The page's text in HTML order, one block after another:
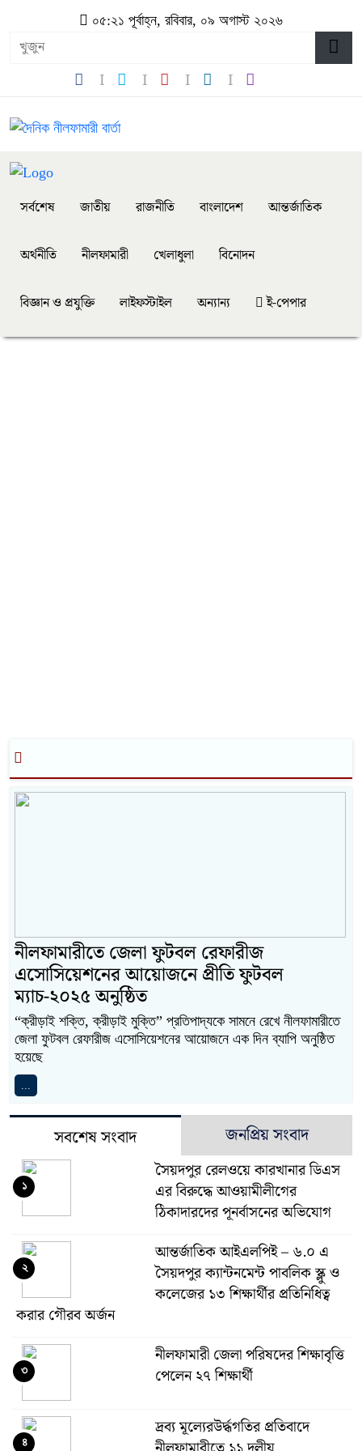
০৫:২১ পূর্বাহ্ন, রবিবার, ০৯ অগাস্ট ২০২৬
সর্বশেষ জাতীয় রাজনীতি বাংলাদেশ আন্তর্জাতিক
অর্থনীতি নীলফামারী খেলাধুলা বিনোদন
বিজ্ঞান ও প্রযুক্তি লাইফস্টাইল অন্যান্য ই-পেপার
নীলফামারীতে জেলা ফুটবল রেফারীজ
এসোসিয়েশনের আয়োজনে প্রীতি ফুটবল
ম্যাচ-২০২৫ অনুষ্ঠিত
“ক্রীড়াই শক্তি, ক্রীড়াই মুক্তি” প্রতিপাদ্যকে সামনে রেখে নীলফামারীতে
জেলা ফুটবল রেফারীজ এসোসিয়েশনের আয়োজনে এক দিন ব্যাপি অনুষ্ঠিত
হয়েছে
...
সবশেষ সংবাদ জনপ্রিয় সংবাদ
সৈয়দপুর রেলওয়ে কারখানার ডিএস
এর বিরুদ্ধে আওয়ামীলীগের
ঠিকাদারদের পূনর্বাসনের অভিযোগ
১
আন্তর্জাতিক আইএলপিই – ৬.০ এ
সৈয়দপুর ক্যান্টনমেন্ট পাবলিক স্ক্লু ও
কলেজের ১৩ শিক্ষার্থীর প্রতিনিধিত্ব
করার গৌরব অর্জন
২
নীলফামারী জেলা পরিষদের শিক্ষাবৃত্তি
পেলেন ২৭ শিক্ষার্থী
৩
দ্রব্য মূল্যেরউর্দ্ধগতির প্রতিবাদে
৪